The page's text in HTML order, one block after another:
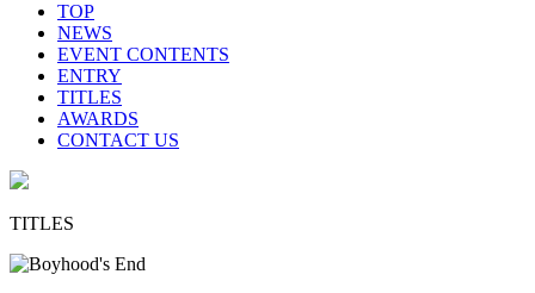
TOP
NEWS
EVENT CONTENTS
ENTRY
TITLES
AWARDS
CONTACT US
TITLES